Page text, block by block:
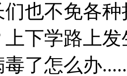
们也不免各
下学路上
了怎么办